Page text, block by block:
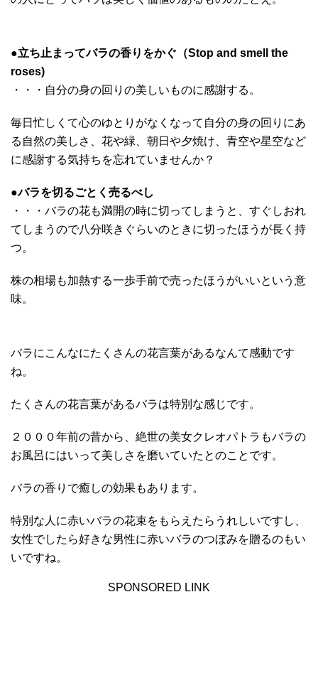
●立ち止まってバラの香りをかぐ（Stop and smell the
roses)
・・・自分の身の回りの美しいものに感謝する。
毎日忙しくて心のゆとりがなくなって自分の身の回りにあ
る自然の美しさ、花や緑、朝日や夕焼け、青空や星空など
に感謝する気持ちを忘れていませんか？
●バラを切るごとく売るべし
・・・バラの花も満開の時に切ってしまうと、すぐしおれ
てしまうので八分咲きぐらいのときに切ったほうが長く持
つ。
株の相場も加熱する一歩手前で売ったほうがいいという意
味。
バラにこんなにたくさんの花言葉があるなんて感動です
ね。
たくさんの花言葉があるバラは特別な感じです。
２０００年前の昔から、絶世の美女クレオパトラもバラの
お風呂にはいって美しさを磨いていたとのことです。
バラの香りで癒しの効果もあります。
特別な人に赤いバラの花束をもらえたらうれしいですし、
女性でしたら好きな男性に赤いバラのつぼみを贈るのもい
いですね。
SPONSORED LINK